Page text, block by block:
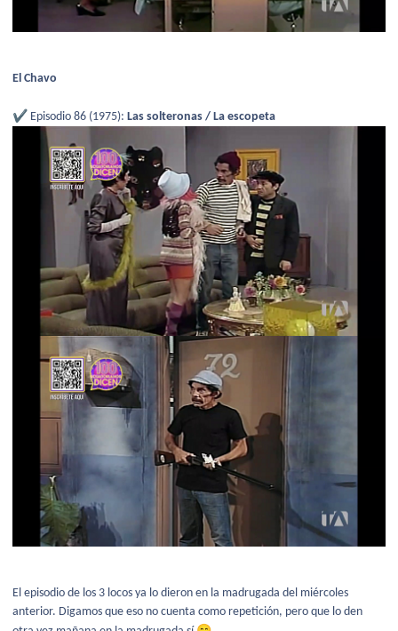
El Chavo
✔️ Episodio 86 (1975): Las solteronas / La escopeta
El episodio de los 3 locos ya lo dieron en la madrugada del miércoles
anterior. Digamos que eso no cuenta como repetición, pero que lo den